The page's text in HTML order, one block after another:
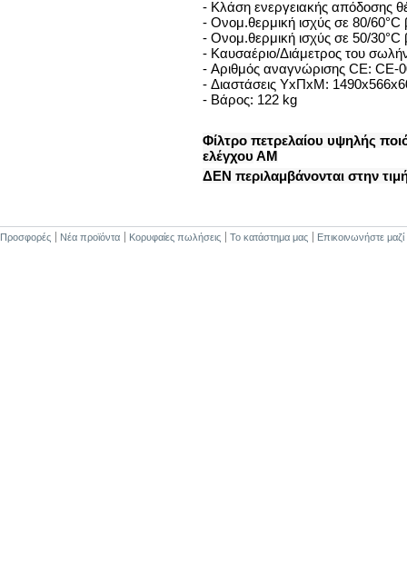
- Κλάση ενεργειακής απόδοσης
- Ονομ.θερμική ισχύς σε 80/
- Ονομ.θερμική ισχύς σε 50/
- Καυσαέριο/Διάμετρος του
- Αριθμός αναγνώρισης CE: CE-
- Διαστάσεις ΥxΠxΜ:
- Βάρος: 122 kg
Φίλτρο πετρελαίου υψηλής
ελέγχου ΑΜ
ΔΕΝ περιλαμβάνονται στην
Προσφορές Νέα προϊόντα Κορυφαίες πωλήσεις Το κατάστημα μας Επικοινωνήστε μαζί